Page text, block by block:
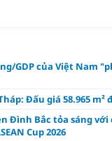
GDP của Việt Nam
Đấu giá 58.965
Đình Bắc tỏa sáng
Cup 2026